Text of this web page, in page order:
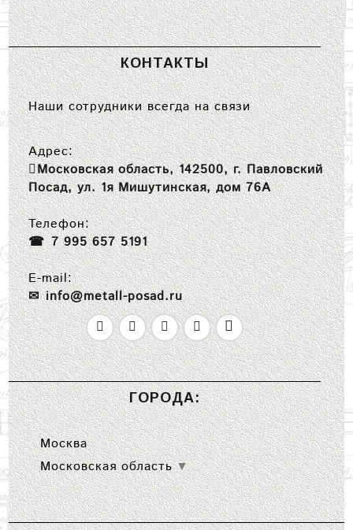
КОНТАКТЫ
Наши сотрудники всегда на связи
Адрес:
Московская область, 142500, г. Павловский
Посад, ул. 1я Мишутинская, дом 76А
Телефон:
7 995 657 5191
E-mail:
info@metall-posad.ru
ГОРОДА:
Москва
Московская область ▼